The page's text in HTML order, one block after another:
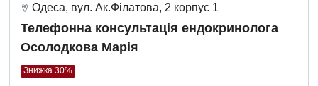
Одеса, вул. Ак.Філатова, 2 корпус 1
Телефонна консультація ендокринолога
Осолодкова Марія
Знижка 30%